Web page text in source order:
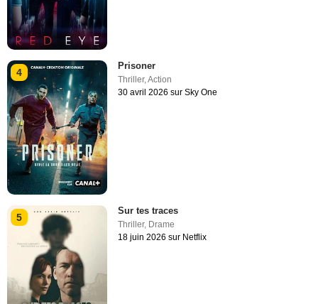
4
Prisoner
Thriller,Action
30 avril 2026 sur Sky One
5
Sur tes traces
Thriller, Drame
18 juin 2026 sur Netflix